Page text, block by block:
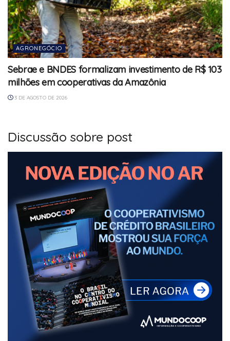
AGRONEGÓCIO
Sebrae e BNDES formalizam investimento de R$ 103
milhões em cooperativas da Amazônia
3 DE AGOSTO DE 2026
Discussão sobre post